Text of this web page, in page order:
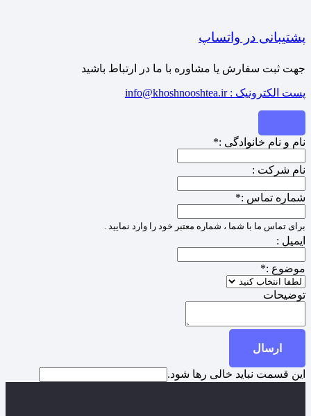
پشتیبانی در واتساپ
جهت ثبت سفارش یا مشاوره با ما در ارتباط باشید
پست الکترونیک : info@khoshnooshtea.ir
نام و نام خانوادگی :*
نام شرکت :
شماره تماس :*
برای تماس ما با شما ، شماره معتبر خود را وارد نمایید .
ایمیل :
موضوع :*
توضیحات
ارسال
این قسمت نباید خالی رها شود.